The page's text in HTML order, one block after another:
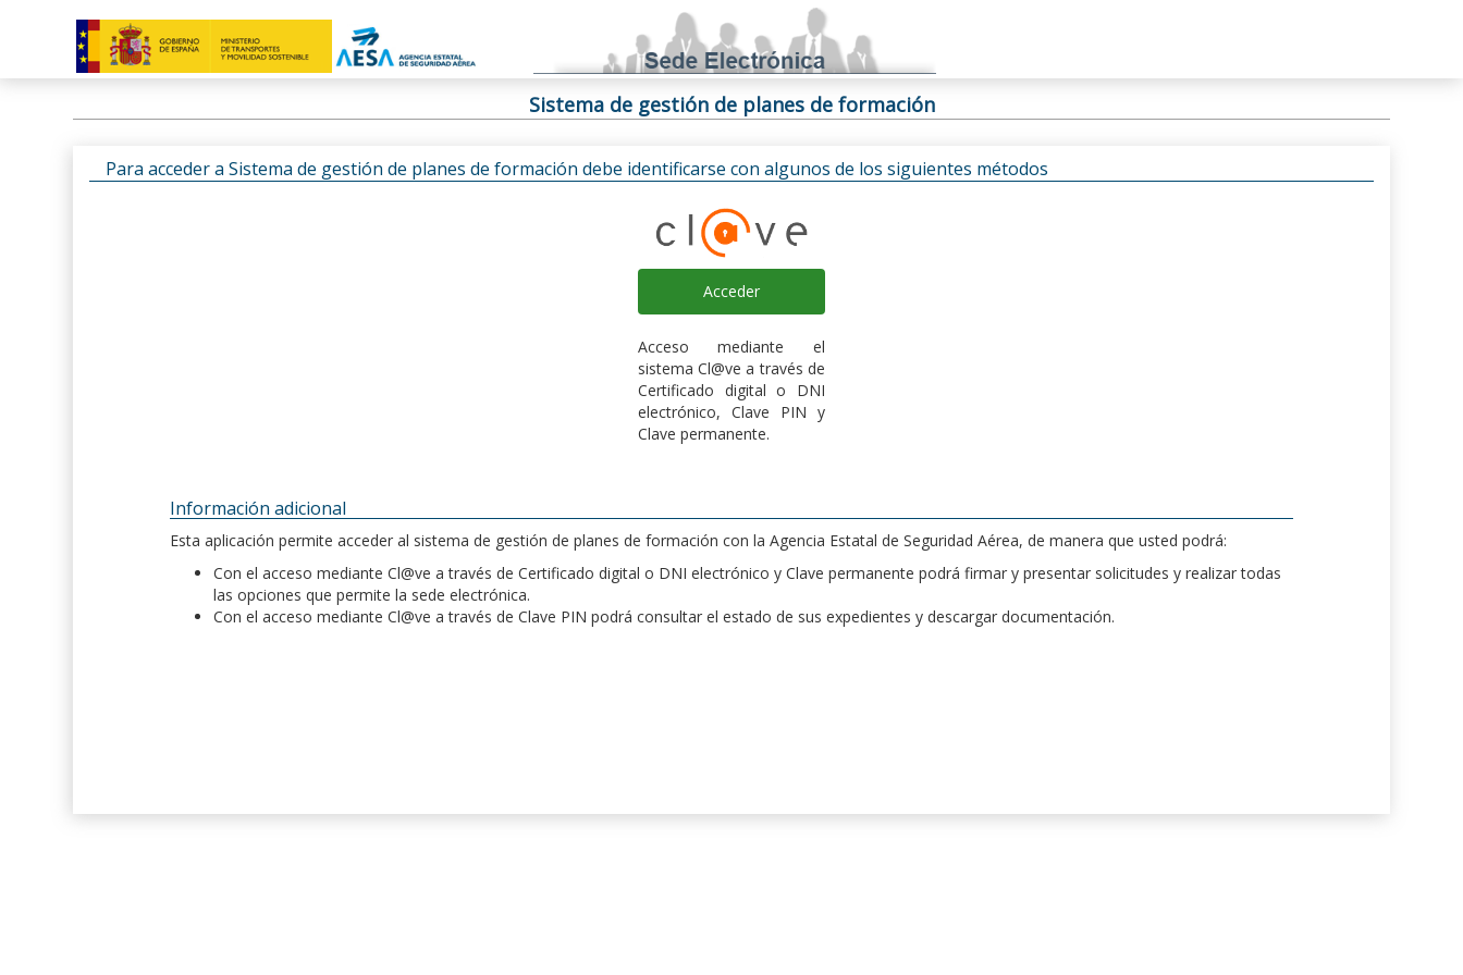
Sistema de gestión de planes de formación
Para acceder a Sistema de gestión de planes de formación debe identificarse con algunos de los siguientes métodos
Acceder
Acceso mediante el
sistema Cl@ve a través de
Certificado digital o DNI
electrónico, Clave PIN y
Clave permanente.
Información adicional
Esta aplicación permite acceder al sistema de gestión de planes de formación con la Agencia Estatal de Seguridad Aérea, de manera que usted podrá:
Con el acceso mediante Cl@ve a través de Certificado digital o DNI electrónico y Clave permanente podrá firmar y presentar solicitudes y realizar todas
las opciones que permite la sede electrónica.
Con el acceso mediante Cl@ve a través de Clave PIN podrá consultar el estado de sus expedientes y descargar documentación.